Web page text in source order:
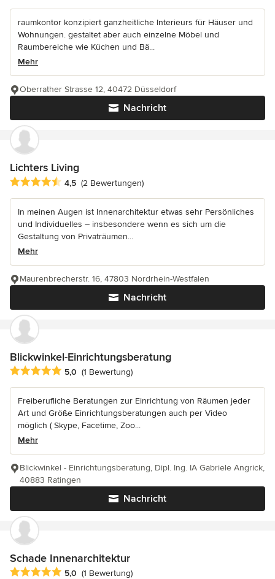
raumkontor konzipiert ganzheitliche Interieurs für Häuser und
Wohnungen. gestaltet aber auch einzelne Möbel und
Raumbereiche wie Küchen und Bä...
Mehr
Nachricht
Oberrather Strasse 12, 40472 Düsseldorf
Lichters Living
Durchschnittliche Bewertung: 4.5 von 5 Sternen
4,5 (2 Bewertungen)
In meinen Augen ist Innenarchitektur etwas sehr Persönliches
und Individuelles – insbesondere wenn es sich um die
Gestaltung von Privaträumen...
Mehr
Nachricht
Maurenbrecherstr. 16, 47803 Nordrhein-Westfalen
Blickwinkel-Einrichtungsberatung
Durchschnittliche Bewertung: 5 von 5 Sternen
5,0 (1 Bewertung)
Freiberufliche Beratungen zur Einrichtung von Räumen jeder
Art und Größe Einrichtungsberatungen auch per Video
möglich ( Skype, Facetime, Zoo...
Mehr
Nachricht
Blickwinkel - Einrichtungsberatung, Dipl. Ing. IA Gabriele Angrick,
40883 Ratingen
Schade Innenarchitektur
Durchschnittliche Bewertung: 5 von 5 Sternen
5,0 (1 Bewertung)